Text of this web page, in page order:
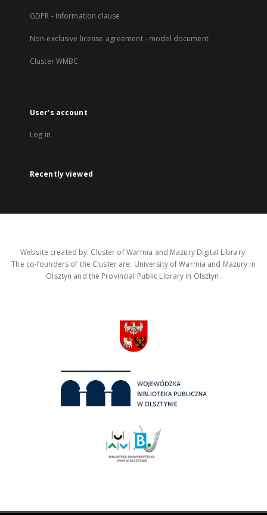
GDPR - Information clause
Non-exclusive license agreement - model document
Cluster WMBC
User's account
Log in
Recently viewed
Website created by: Cluster of Warmia and Mazury Digital Library.
The co-founders of the Cluster are: University of Warmia and Mazury in
Olsztyn and the Provincial Public Library in Olsztyn.